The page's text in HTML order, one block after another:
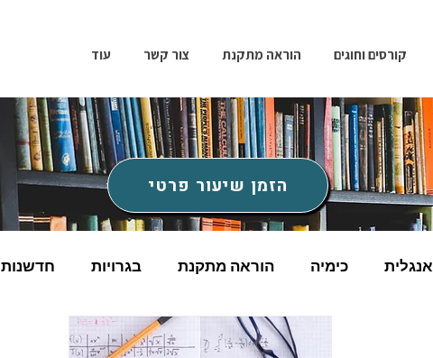
קורסים וחוגים הוראה מתקנת צור קשר עוד
אנגלית כימיה הוראה מתקנת בגרויות חדשנות
הזמן שיעור פרטי